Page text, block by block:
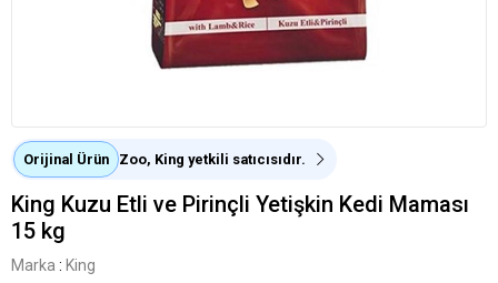
Orijinal Ürün Zoo, King yetkili satıcısıdır.
King Kuzu Etli ve Pirinçli Yetişkin Kedi Maması
15 kg
Marka : King